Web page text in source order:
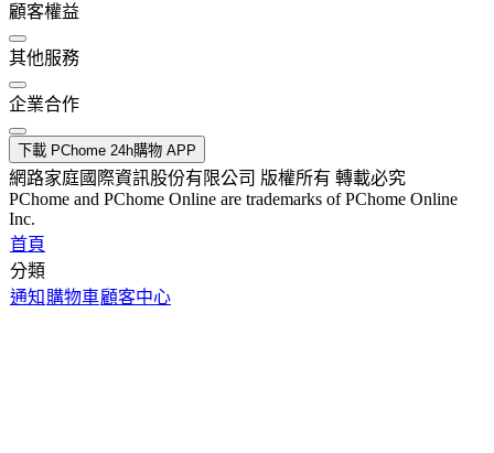
顧客權益
其他服務
企業合作
下載 PChome 24h購物 APP
網路家庭國際資訊股份有限公司 版權所有 轉載必究
PChome and PChome Online are trademarks of PChome Online
Inc.
首頁
分類
通知 購物車顧客中心